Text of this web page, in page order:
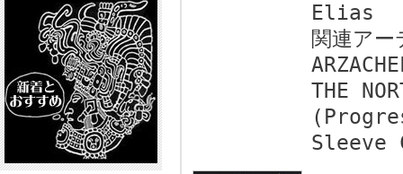
Elias
関連アー
THE
Sleeve